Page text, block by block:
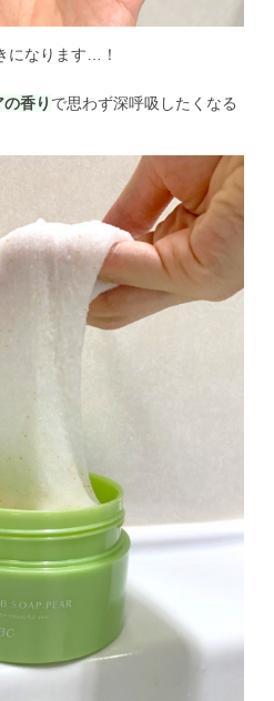
になります…！
香り で思わず深呼吸したくなる